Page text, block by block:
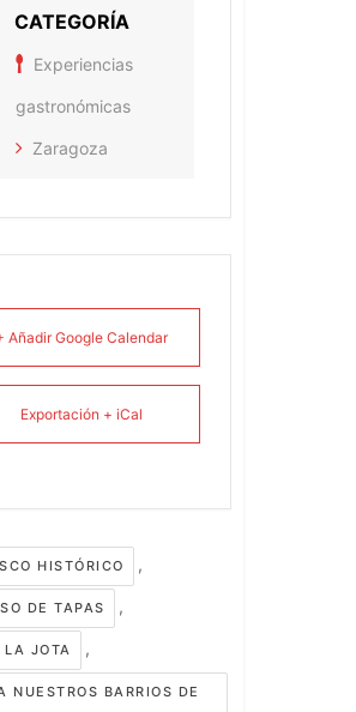
CATEGORÍA
Experiencias
gastronómicas
Zaragoza
Añadir Google Calendar
Exportación + iCal
HISTÓRICO ,
DE TAPAS ,
LA JOTA ,
NUESTROS BARRIOS DE